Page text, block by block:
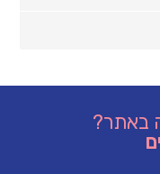
באתר?